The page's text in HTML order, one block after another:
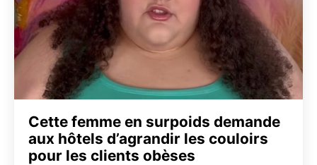
Cette femme en surpoids demande
aux hôtels d’agrandir les couloirs
pour les clients obèses